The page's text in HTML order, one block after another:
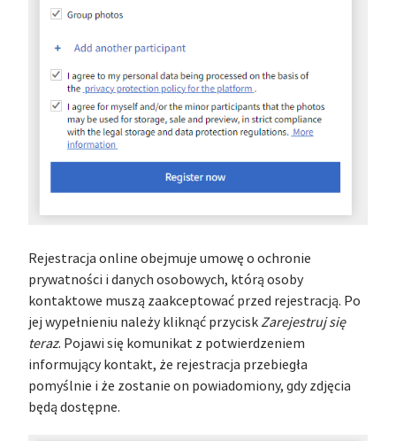
Rejestracja online obejmuje umowę o ochronie
prywatności i danych osobowych, którą osoby
kontaktowe muszą zaakceptować przed rejestracją. Po
jej wypełnieniu należy kliknąć przyciskZarejestruj się
teraz. Pojawi się komunikat z potwierdzeniem
informujący kontakt, że rejestracja przebiegła
pomyślnie i że zostanie on powiadomiony, gdy zdjęcia
będą dostępne.